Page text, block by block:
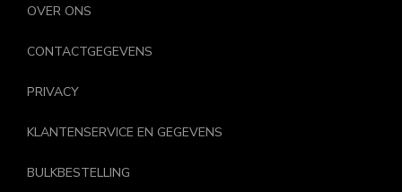
OVER ONS
CONTACTGEGEVENS
PRIVACY
KLANTENSERVICE EN GEGEVENS
BULKBESTELLING